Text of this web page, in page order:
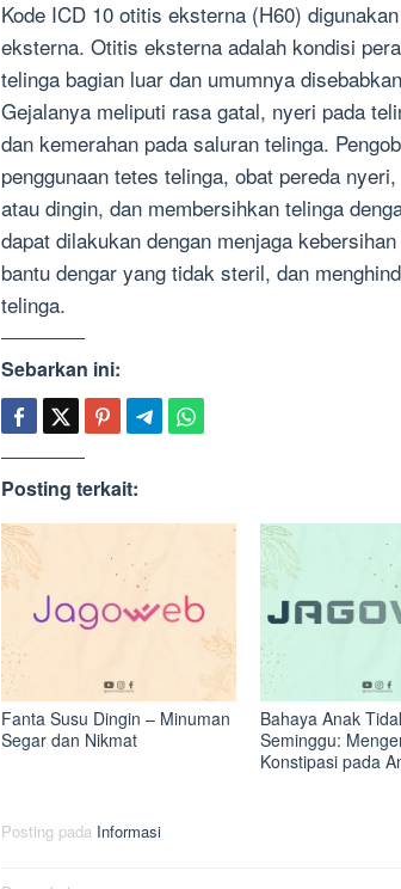
Kode ICD 10 otitis eksterna (H60)
eksterna. Otitis eksterna adalah kondisi
telinga bagian luar dan umumnya
Gejalanya meliputi rasa gatal, nyeri pada
dan kemerahan pada saluran telinga.
penggunaan tetes telinga, obat pereda
atau dingin, dan membersihkan telinga
dapat dilakukan dengan menjaga
bantu dengar yang tidak steril, dan
telinga.
Sebarkan ini:
Posting terkait:
Fanta Susu Dingin – Minuman
Segar dan Nikmat
Bahaya Anak
Seminggu:
Konstipasi pada
Posting pada Informasi